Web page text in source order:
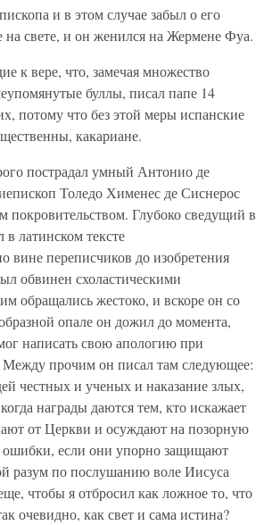
и в этом случае забыл о его
на свете, и он женился на Жермене Фуа.
к вере, что, замечая множество
буллы, писал папе 14
потому что без этой меры испанские
какариане.
пострадал умный Антонио де
Толедо Хименес де Сиснерос
покровительством. Глубоко сведущий в
латинском тексте
вине переписчиков до изобретения
обвинен схоластическими
обращались жестоко, и вскоре он со
опале он дожил до момента,
написать свою апологию при
Между прочим он писал там следующее:
честных и ученых и наказание злых,
награды даются тем, кто искажает
от Церкви и осуждают на позорную
ошибки, если они упорно защищают
разум по послушанию воле Иисуса
чтобы я отбросил как ложное то, что
очевидно, как свет и сама истина?